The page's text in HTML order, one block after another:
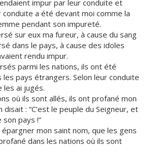
impur par leur conduite et
conduite a été devant moi comme la
pendant son impureté.
sur eux ma fureur, à cause du sang
dans le pays, à cause des idoles
rendu impur.
parmi les nations, ils ont été
les pays étrangers. Selon leur conduite
les ai jugés.
où ils sont allés, ils ont profané mon
disait : “C’est le peuple du Seigneur, et
pays !”
épargner mon saint nom, que les gens
dans les nations où ils sont